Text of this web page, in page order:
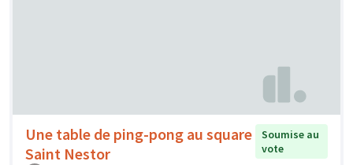
Une table de ping-pong au square
Saint Nestor
Soumise au
vote